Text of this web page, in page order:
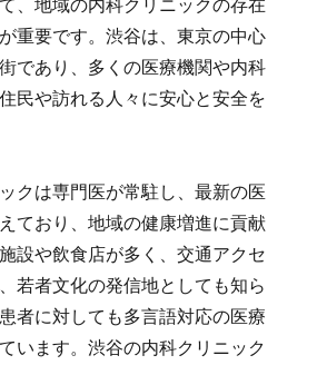
重要です。渋谷は、東京の中心
であり、多くの医療機関や内科
民や訪れる人々に安心と安全を
クは専門医が常駐し、最新の医
ており、地域の健康増進に貢献
設や飲食店が多く、交通アクセ
若者文化の発信地としても知ら
者に対しても多言語対応の医療
います。渋谷の内科クリニック